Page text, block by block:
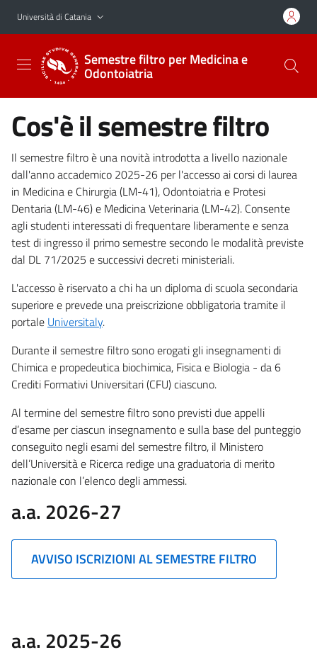
Vai al contenuto principale
Vai al menu di navigazione
Università di Catania
Semestre filtro per Medicina e
Odontoiatria
Cos'è il semestre filtro
Il semestre filtro è una novità introdotta a livello nazionale
dall'anno accademico 2025-26 per l'accesso ai corsi di laurea
in Medicina e Chirurgia (LM-41), Odontoiatria e Protesi
Dentaria (LM-46) e Medicina Veterinaria (LM-42). Consente
agli studenti interessati di frequentare liberamente e senza
test di ingresso il primo semestre secondo le modalità previste
dal DL 71/2025 e successivi decreti ministeriali.
L'accesso è riservato a chi ha un diploma di scuola secondaria
superiore e prevede una preiscrizione obbligatoria tramite il
portale Universitaly.
Durante il semestre filtro sono erogati gli insegnamenti di
Chimica e propedeutica biochimica, Fisica e Biologia - da 6
Crediti Formativi Universitari (CFU) ciascuno.
Al termine del semestre filtro sono previsti due appelli
d’esame per ciascun insegnamento e sulla base del punteggio
conseguito negli esami del semestre filtro, il Ministero
dell’Università e Ricerca redige una graduatoria di merito
nazionale con l’elenco degli ammessi.
a.a. 2026-27
AVVISO ISCRIZIONI AL SEMESTRE FILTRO
a.a. 2025-26